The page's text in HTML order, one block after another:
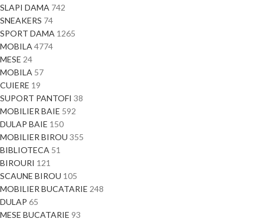
SLAPI DAMA 742
SNEAKERS 74
SPORT DAMA 1265
MOBILA 4774
MESE 24
MOBILA 57
CUIERE 19
SUPORT PANTOFI 38
MOBILIER BAIE 592
DULAP BAIE 150
MOBILIER BIROU 355
BIBLIOTECA 51
BIROURI 121
SCAUNE BIROU 105
MOBILIER BUCATARIE 248
DULAP 65
MESE BUCATARIE 93